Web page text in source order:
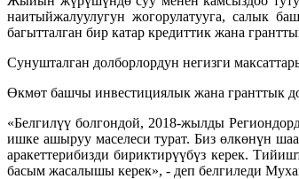
наитыйжалуулугун жогорулатууга, салык
багытталган бир катар кредиттик жана
Сунушталган долборлордун негизги
Өкмөт башчы инвестициялык жана гранттык
«Белгилүү болгондой, 2018-жылды
ишке ашыруу маселеси турат. Биз өлкөнүн
аракеттерибизди бириктирүүбүз керек.
басым жасалышы керек», - деп белгиледи